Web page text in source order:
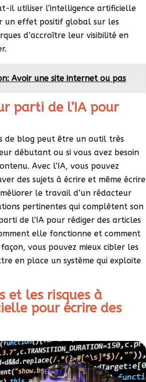
il utiliser l’intelligence artificielle
un effet positif global sur les
d’accroître leur visibilité en
Avoir une site internet ou pas
parti de l’IA pour
de blog peut être un outil très
débutant ou si vous avez besoin
Avec l’IA, vous pouvez
des sujets à écrire et même écrire
le travail d’un rédacteur
pertinentes qui complètent son
de l’IA pour rédiger des articles
elle fonctionne et comment
vous pouvez mieux cibler les
en place un système qui exploite
et les risques à
pour écrire des